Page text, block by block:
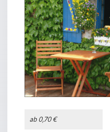
ab 0,70 €